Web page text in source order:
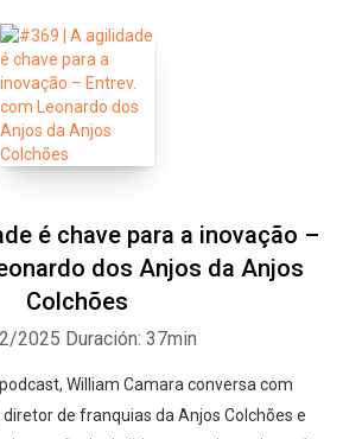
é chave para a inovação –
dos Anjos da Anjos
Colchões
2025 Duración: 37min
William Camara conversa com
diretor de franquias da Anjos Colchões e